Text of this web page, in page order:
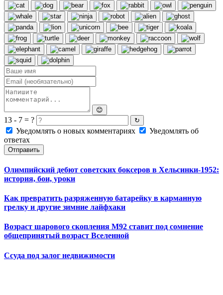
😊
13 - 7 = ? ↻
Уведомлять о новых комментариях
Уведомлять об
ответах
Отправить
Олимпийский дебют советских боксеров в Хельсинки-1952:
история, бои, уроки
Как превратить разряженную батарейку в карманную
грелку и другие зимние лайфхаки
Возраст шарового скопления M92 ставит под сомнение
общепринятый возраст Вселенной
Ссуда под залог недвижимости